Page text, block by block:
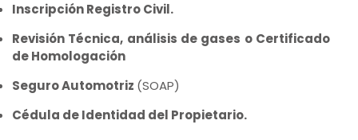
Inscripción Registro Civil.
Revisión Técnica, análisis de gases o Certificado
de Homologación
Seguro Automotriz (SOAP)
Cédula de Identidad del Propietario.